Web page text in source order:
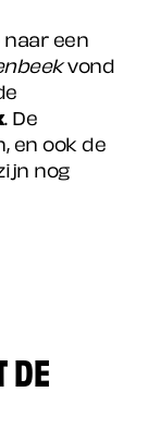
een
vond
. De
en ook de
nog
DE